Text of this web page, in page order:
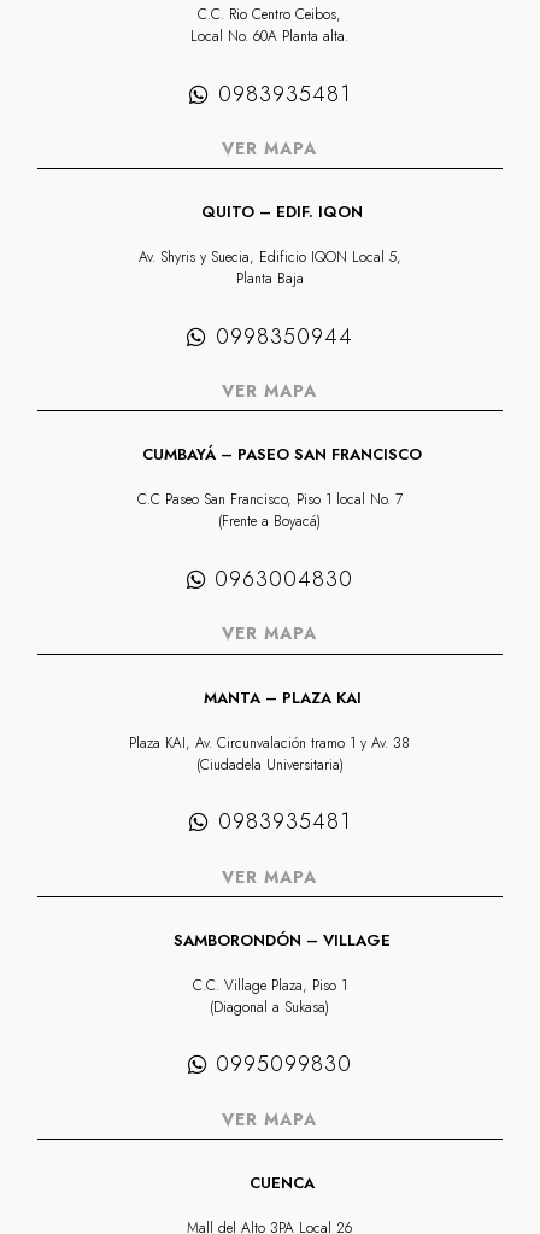
C.C. Rio Centro Ceibos,
Local No. 60A Planta alta.
0983935481
VER MAPA
QUITO – EDIF. IQON
Av. Shyris y Suecia, Edificio IQON Local 5,
Planta Baja
0998350944
VER MAPA
CUMBAYÁ – PASEO SAN FRANCISCO
C.C Paseo San Francisco, Piso 1 local No. 7
(Frente a Boyacá)
0963004830
VER MAPA
MANTA – PLAZA KAI
Plaza KAI, Av. Circunvalación tramo 1 y Av. 38
(Ciudadela Universitaria)
0983935481
VER MAPA
SAMBORONDÓN – VILLAGE
C.C. Village Plaza, Piso 1
(Diagonal a Sukasa)
0995099830
VER MAPA
CUENCA
Mall del Alto 3PA Local 26